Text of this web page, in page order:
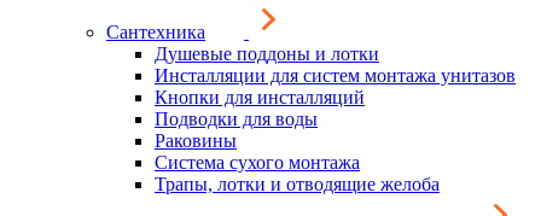
Сантехника
Душевые поддоны и лотки
Инсталляции для систем монтажа унитазов
Кнопки для инсталляций
Подводки для воды
Раковины
Система сухого монтажа
Трапы, лотки и отводящие желоба